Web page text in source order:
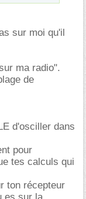
sur moi qu'il
ma radio".
de
d'osciller dans
pour
tes calculs qui
ton récepteur